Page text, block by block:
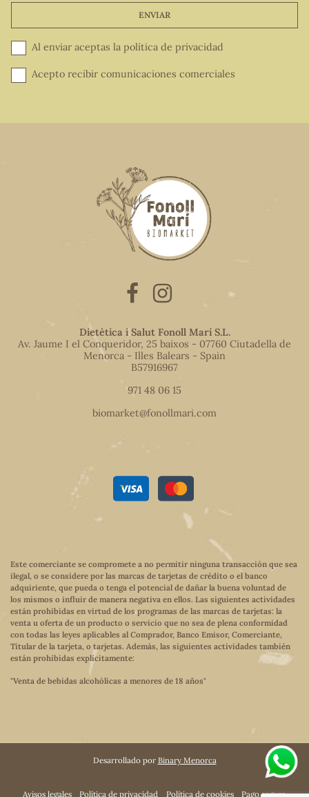
ENVIAR
Al enviar aceptas la política de privacidad
Acepto recibir comunicaciones comerciales
Dietètica i Salut Fonoll Marí S.L.
Av. Jaume I el Conqueridor, 25 baixos - 07760 Ciutadella de
Menorca - Illes Balears - Spain
B57916967
971 48 06 15
biomarket@fonollmari.com
Este comerciante se compromete a no permitir ninguna transacción que sea
ilegal, o se considere por las marcas de tarjetas de crédito o el banco
adquiriente, que pueda o tenga el potencial de dañar la buena voluntad de
los mismos o influir de manera negativa en ellos. Las siguientes actividades
están prohibidas en virtud de los programas de las marcas de tarjetas: la
venta u oferta de un producto o servicio que no sea de plena conformidad
con todas las leyes aplicables al Comprador, Banco Emisor, Comerciante,
Titular de la tarjeta, o tarjetas. Además, las siguientes actividades también
están prohibidas explícitamente:
"Venta de bebidas alcohólicas a menores de 18 años"
Desarrollado por Binary Menorca
Avisos legales Política de privacidad Política de cookies Pago seguro